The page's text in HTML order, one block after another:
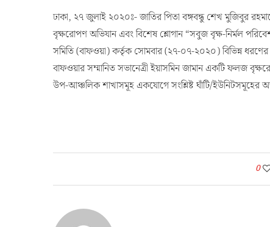
ঢাকা, ২৭ জুলাই ২০২০ঃ- জাতির পিতা বঙ্গবন্ধু শেখ মুজিবুর
বৃক্ষরোপণ অভিযান এবং বিশেষ শ্লোগান “সবুজ বৃক্ষ-নির্মল
সমিতি (বাফওয়া) কর্তৃক সোমবার (২৭-০৭-২০২০) বিভিন্ন
বাফওয়ার সম্মানিত সভানেত্রী ইয়াসমিন জামান একটি ফলজ
উপ-আঞ্চলিক শাখাসমূহ একযোগে সংশ্লিষ্ট ঘাঁটি/ইউনিটসমূহের
0